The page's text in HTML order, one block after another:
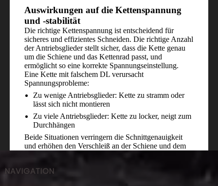
Auswirkungen auf die Kettenspannung
und -stabilität
Die richtige Kettenspannung ist entscheidend für
sicheres und effizientes Schneiden. Die richtige Anzahl
der Antriebsglieder stellt sicher, dass die Kette genau
um die Schiene und das Kettenrad passt, und
ermöglicht so eine korrekte Spannungseinstellung.
Eine Kette mit falschem DL verursacht
Spannungsprobleme:
Zu wenige Antriebsglieder: Kette zu stramm oder
lässt sich nicht montieren
Zu viele Antriebsglieder: Kette zu locker, neigt zum
Durchhängen
Beide Situationen verringern die Schnittgenauigkeit
und erhöhen den Verschleiß an der Schiene und dem
NAVIGATION